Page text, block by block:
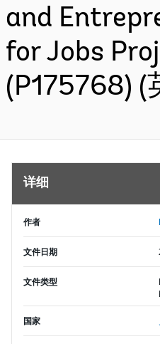
and
for Jobs
(P175768) (
详细
作者
文件日期
文件类型
国家